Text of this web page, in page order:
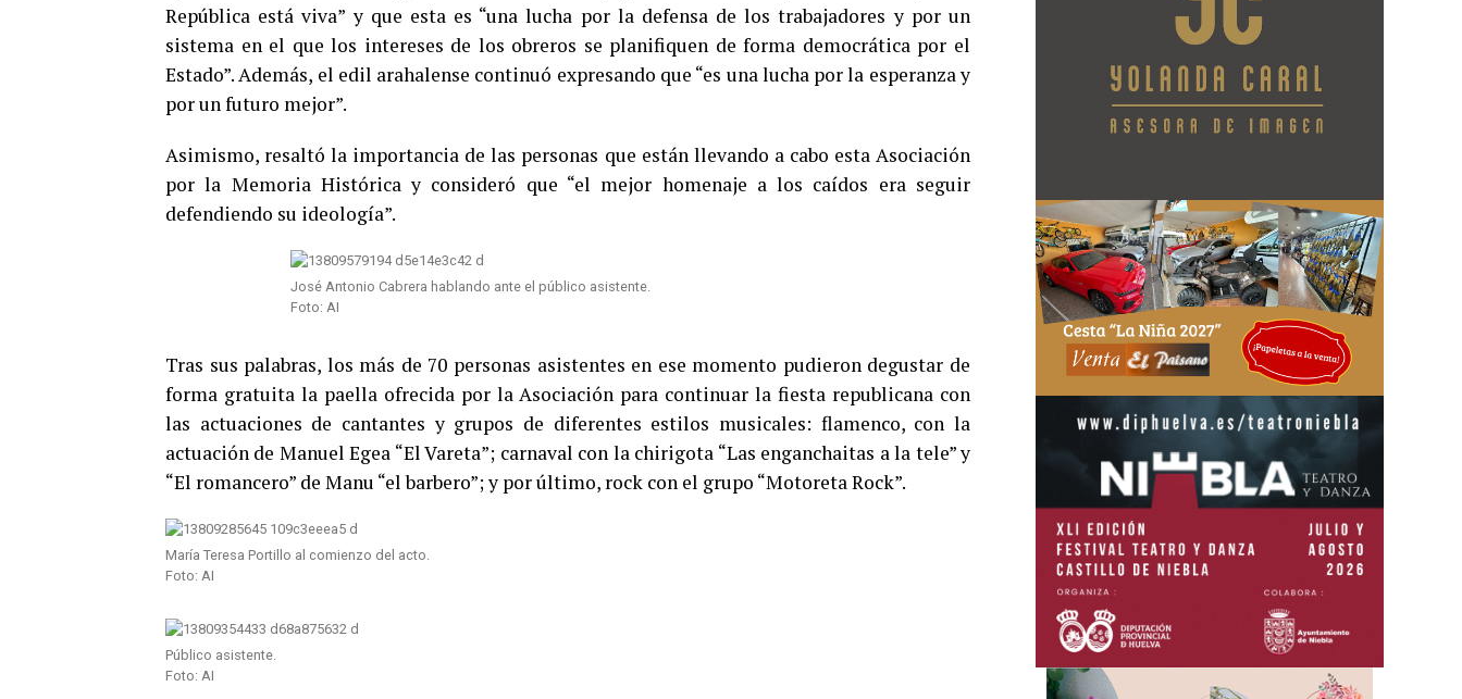
República está viva” y que esta es “una lucha por la defensa de los trabajadores y por un
sistema en el que los intereses de los obreros se planifiquen de forma democrática por el
Estado”. Además, el edil arahalense continuó expresando que “es una lucha por la esperanza y
por un futuro mejor”.
Asimismo, resaltó la importancia de las personas que están llevando a cabo esta Asociación
por la Memoria Histórica y consideró que “el mejor homenaje a los caídos era seguir
defendiendo su ideología”.
José Antonio Cabrera hablando ante el público asistente.
Foto: AI
Tras sus palabras, los más de 70 personas asistentes en ese momento pudieron degustar de
forma gratuita la paella ofrecida por la Asociación para continuar la fiesta republicana con
las actuaciones de cantantes y grupos de diferentes estilos musicales: flamenco, con la
actuación de Manuel Egea “El Vareta”; carnaval con la chirigota “Las enganchaitas a la tele” y
“El romancero” de Manu “el barbero”; y por último, rock con el grupo “Motoreta Rock”.
María Teresa Portillo al comienzo del acto.
Foto: AI
Público asistente.
Foto: AI